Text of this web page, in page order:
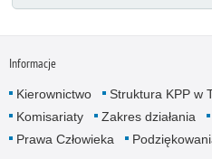
Informacje
Kierownictwo
Struktura KPP w
Komisariaty
Zakres działania
Prawa Człowieka